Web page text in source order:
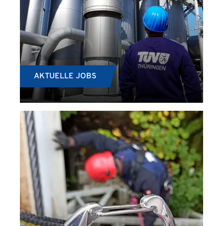
AKTUELLE JOBS